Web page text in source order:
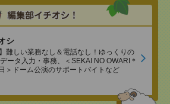
シ
難しい業務なし＆電話なし！ゆっくりの
ータ入力・事務、＜SEKAI NO OWARI＊
＞ドーム公演のサポートバイトなど